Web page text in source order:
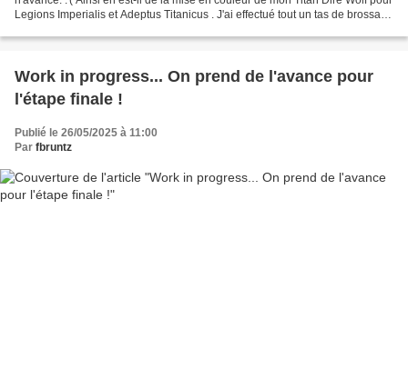
Legions Imperialis et Adeptus Titanicus . J'ai effectué tout un tas de brossage
Work in progress... On prend de l'avance pour
l'étape finale !
Publié le 26/05/2025 à 11:00
Par fbruntz